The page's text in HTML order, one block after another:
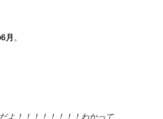
月 。
よ！！！！！！！！わかって